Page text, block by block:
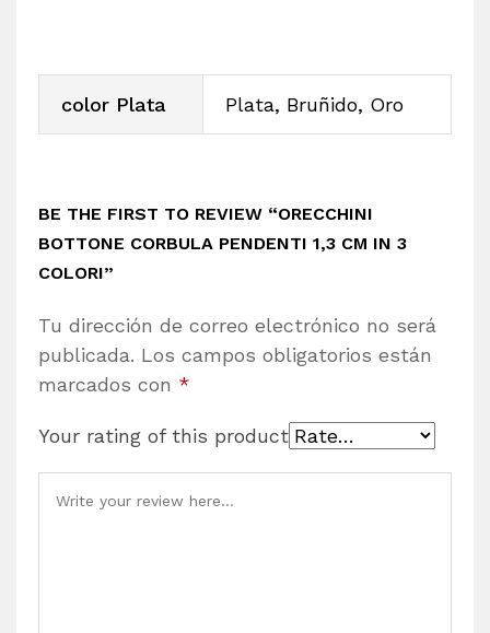
color Plata Plata, Bruñido, Oro
BE THE FIRST TO REVIEW “ORECCHINI
BOTTONE CORBULA PENDENTI 1,3 CM IN 3
COLORI”
Tu dirección de correo electrónico no será
publicada. Los campos obligatorios están
marcados con *
Your rating of this product